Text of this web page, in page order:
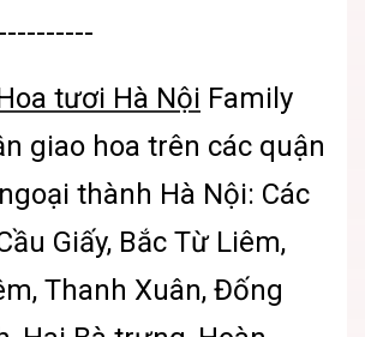
tươi Hà Nội Family
giao hoa trên các quận
thành Hà Nội: Các
Giấy, Bắc Từ Liêm,
Thanh Xuân, Đống